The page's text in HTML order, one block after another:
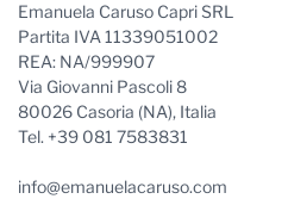
Emanuela Caruso Capri SRL
Partita IVA 11339051002
REA: NA/999907
Via Giovanni Pascoli 8
80026 Casoria (NA), Italia
Tel. +39 081 7583831
info@emanuelacaruso.com